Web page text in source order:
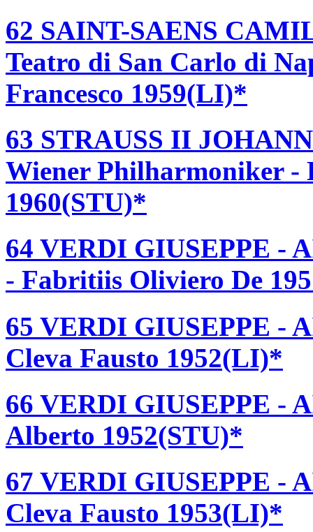
62 SAINT-SAENS
Teatro di San Carlo di
Francesco 1959(LI)*
63 STRAUSS II
Wiener Philharmoniker
1960(STU)*
64 VERDI GIUSEPPE -
- Fabritiis Oliviero De
65 VERDI GIUSEPPE -
Cleva Fausto 1952(LI)*
66 VERDI GIUSEPPE -
Alberto 1952(STU)*
67 VERDI GIUSEPPE -
Cleva Fausto 1953(LI)*